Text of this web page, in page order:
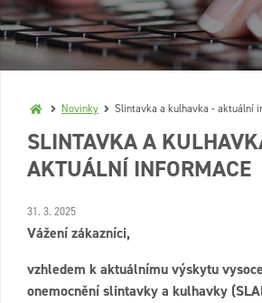
Novinky Slintavka a kulhavka - aktuální
SLINTAVKA A
AKTUÁLNÍ INFORMACE
31. 3. 2025
Vážení zákazníci,
vzhledem k aktuálnímu výskytu
onemocnění slintavky a kulhavky